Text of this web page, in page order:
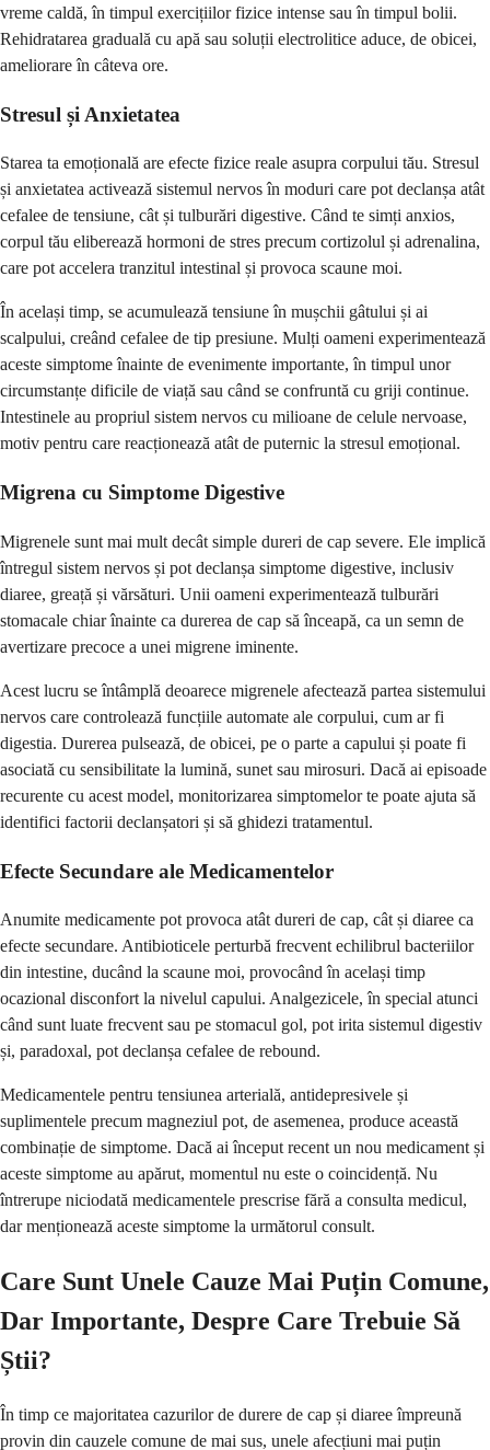
vreme caldă, în timpul exercițiilor fizice intense sau în timpul bolii.
Rehidratarea graduală cu apă sau soluții electrolitice aduce, de obicei,
ameliorare în câteva ore.
Stresul și Anxietatea
Starea ta emoțională are efecte fizice reale asupra corpului tău. Stresul
și anxietatea activează sistemul nervos în moduri care pot declanșa atât
cefalee de tensiune, cât și tulburări digestive. Când te simți anxios,
corpul tău eliberează hormoni de stres precum cortizolul și adrenalina,
care pot accelera tranzitul intestinal și provoca scaune moi.
În același timp, se acumulează tensiune în mușchii gâtului și ai
scalpului, creând cefalee de tip presiune. Mulți oameni experimentează
aceste simptome înainte de evenimente importante, în timpul unor
circumstanțe dificile de viață sau când se confruntă cu griji continue.
Intestinele au propriul sistem nervos cu milioane de celule nervoase,
motiv pentru care reacționează atât de puternic la stresul emoțional.
Migrena cu Simptome Digestive
Migrenele sunt mai mult decât simple dureri de cap severe. Ele implică
întregul sistem nervos și pot declanșa simptome digestive, inclusiv
diaree, greață și vărsături. Unii oameni experimentează tulburări
stomacale chiar înainte ca durerea de cap să înceapă, ca un semn de
avertizare precoce a unei migrene iminente.
Acest lucru se întâmplă deoarece migrenele afectează partea sistemului
nervos care controlează funcțiile automate ale corpului, cum ar fi
digestia. Durerea pulsează, de obicei, pe o parte a capului și poate fi
asociată cu sensibilitate la lumină, sunet sau mirosuri. Dacă ai episoade
recurente cu acest model, monitorizarea simptomelor te poate ajuta să
identifici factorii declanșatori și să ghidezi tratamentul.
Efecte Secundare ale Medicamentelor
Anumite medicamente pot provoca atât dureri de cap, cât și diaree ca
efecte secundare. Antibioticele perturbă frecvent echilibrul bacteriilor
din intestine, ducând la scaune moi, provocând în același timp
ocazional disconfort la nivelul capului. Analgezicele, în special atunci
când sunt luate frecvent sau pe stomacul gol, pot irita sistemul digestiv
și, paradoxal, pot declanșa cefalee de rebound.
Medicamentele pentru tensiunea arterială, antidepresivele și
suplimentele precum magneziul pot, de asemenea, produce această
combinație de simptome. Dacă ai început recent un nou medicament și
aceste simptome au apărut, momentul nu este o coincidență. Nu
întrerupe niciodată medicamentele prescrise fără a consulta medicul,
dar menționează aceste simptome la următorul consult.
Care Sunt Unele Cauze Mai Puțin Comune,
Dar Importante, Despre Care Trebuie Să
Știi?
În timp ce majoritatea cazurilor de durere de cap și diaree împreună
provin din cauzele comune de mai sus, unele afecțiuni mai puțin